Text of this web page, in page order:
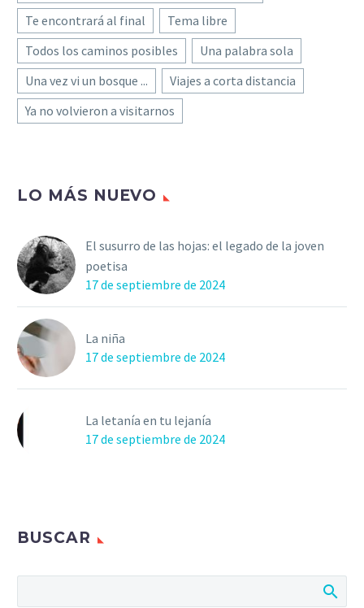
Te encontrará al final
Tema libre
Todos los caminos posibles
Una palabra sola
Una vez vi un bosque ...
Viajes a corta distancia
Ya no volvieron a visitarnos
LO MÁS NUEVO
El susurro de las hojas: el legado de la joven
poetisa
17 de septiembre de 2024
La niña
17 de septiembre de 2024
La letanía en tu lejanía
17 de septiembre de 2024
BUSCAR